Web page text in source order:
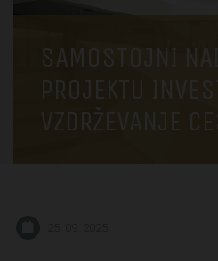
SAMOSTOJNI
PROJEKTU
VZDRŽEVANJE